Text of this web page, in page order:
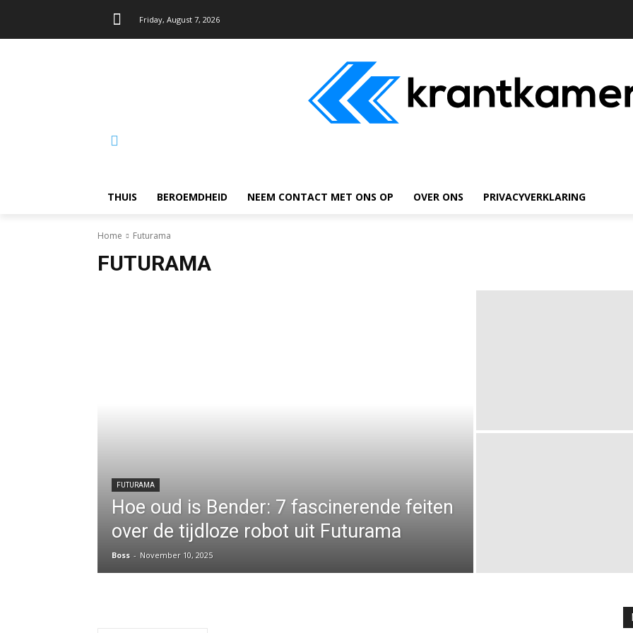
Friday, August 7, 2026
THUIS BEROEMDHEID NEEM CONTACT MET ONS OP OVER ONS PRIVACYVERKLARING
Home Futurama
FUTURAMA
FUTURAMA
Hoe oud is Bender: 7 fascinerende feiten
over de tijdloze robot uit Futurama
Boss - November 10, 2025